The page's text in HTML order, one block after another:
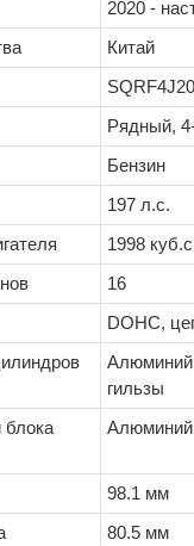
2020 -
Китай
SQRF4J20
Рядный,
Бензин
197 л.с.
1998
16
DOHC,
Алюминий
гильзы
блока
Алюминий
98.1 мм
80.5 мм